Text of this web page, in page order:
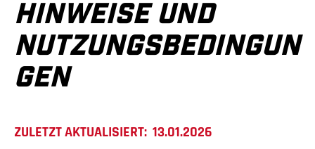
HINWEISE UND
NUTZUNGSBEDINGUN
GEN
ZULETZT AKTUALISIERT: 13.01.2026